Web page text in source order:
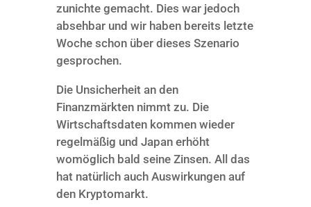
zunichte gemacht. Dies war jedoch
absehbar und wir haben bereits letzte
Woche schon über dieses Szenario
gesprochen.
Die Unsicherheit an den
Finanzmärkten nimmt zu. Die
Wirtschaftsdaten kommen wieder
regelmäßig und Japan erhöht
womöglich bald seine Zinsen. All das
hat natürlich auch Auswirkungen auf
den Kryptomarkt.